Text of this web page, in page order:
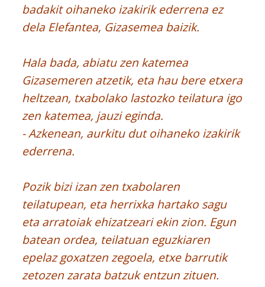
badakit oihaneko izakirik ederrena ez
dela Elefantea, Gizasemea baizik.
Hala bada, abiatu zen katemea
Gizasemeren atzetik, eta hau bere etxera
heltzean, txabolako lastozko teilatura igo
zen katemea, jauzi eginda.
- Azkenean, aurkitu dut oihaneko izakirik
ederrena.
Pozik bizi izan zen txabolaren
teilatupean, eta herrixka hartako sagu
eta arratoiak ehizatzeari ekin zion. Egun
batean ordea, teilatuan eguzkiaren
epelaz goxatzen zegoela, etxe barrutik
zetozen zarata batzuk entzun zituen.